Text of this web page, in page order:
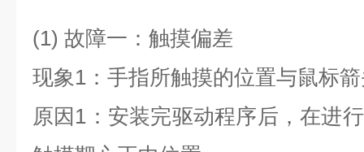
(1) 故障一：触摸偏差
现象1 ：手指所触摸的位置与鼠标
原因 1 ：安装完驱动程序后，在进